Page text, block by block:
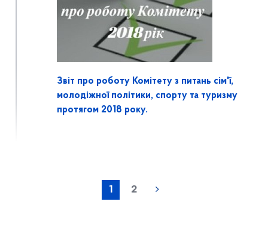
Звіт про роботу Комітету з питань сім'ї,
молодіжної політики, спорту та туризму
протягом 2018 року.
1 2